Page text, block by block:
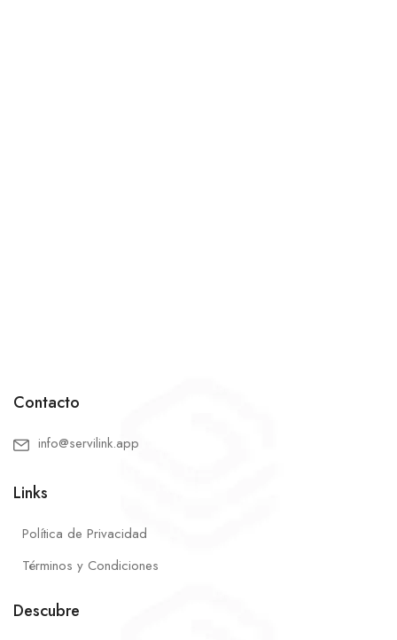
Contacto
info@servilink.app
Links
Política de Privacidad
Términos y Condiciones
Descubre